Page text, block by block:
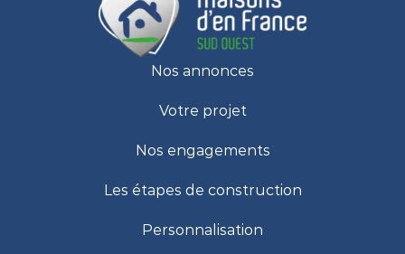
Nos annonces
Votre projet
Nos engagements
Les étapes de construction
Personnalisation